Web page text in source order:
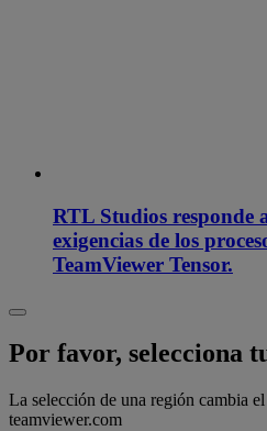
RTL Studios responde
exigencias de los
TeamViewer Tensor.
Por favor, selecciona
La selección de una región cambia
teamviewer.com